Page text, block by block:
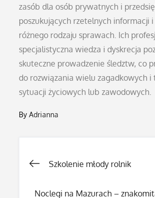
zasób dla osób prywatnych i
poszukujących rzetelnych informacji
różnego rodzaju sprawach. Ich
specjalistyczna wiedza i dyskrecja
skuteczne prowadzenie śledztw, co
do rozwiązania wielu zagadkowych i
sytuacji życiowych lub zawodowych.
ByAdrianna
Nawigacja
Szkolenie młody rolnik
Noclegi na Mazurach –